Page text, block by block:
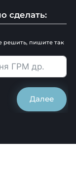
сделать:
решить, пишите так
Далее